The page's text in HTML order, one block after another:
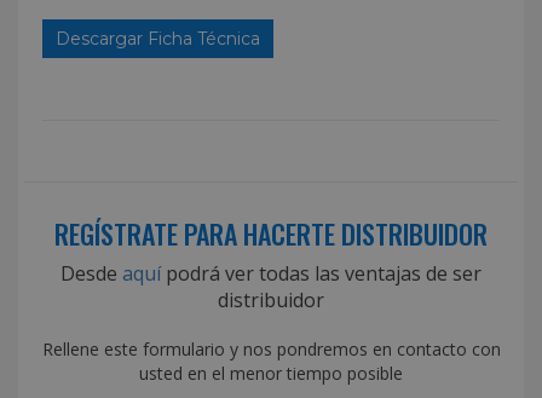
Descargar Ficha Técnica
REGÍSTRATE PARA HACERTE DISTRIBUIDOR
Desde aquípodrá ver todas las ventajas de ser
distribuidor
Rellene este formulario y nos pondremos en contacto con
usted en el menor tiempo posible